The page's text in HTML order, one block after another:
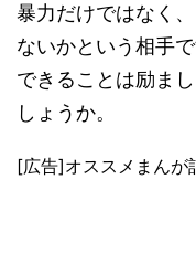
暴力だけではなく
ないかという相手で
できることは励ま
しょうか。
[広告]オススメまんが